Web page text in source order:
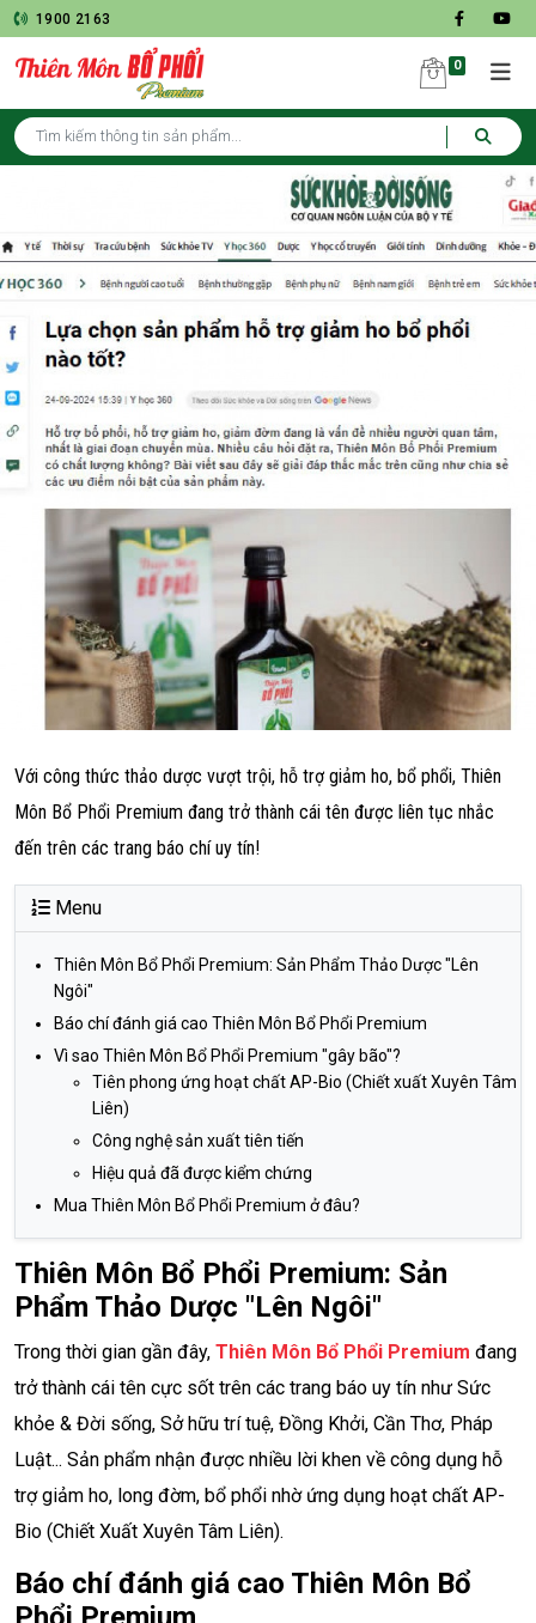
1900 2163
0
Với công thức thảo dược vượt trội, hỗ trợ giảm ho, bổ phổi, Thiên
Môn Bổ Phổi Premium đang trở thành cái tên được liên tục nhắc
đến trên các trang báo chí uy tín!
Menu
Thiên Môn Bổ Phổi Premium: Sản Phẩm Thảo Dược "Lên
Ngôi"
Báo chí đánh giá cao Thiên Môn Bổ Phổi Premium
Vì sao Thiên Môn Bổ Phổi Premium "gây bão"?
Tiên phong ứng hoạt chất AP-Bio (Chiết xuất Xuyên Tâm
Liên)
Công nghệ sản xuất tiên tiến
Hiệu quả đã được kiểm chứng
Mua Thiên Môn Bổ Phổi Premium ở đâu?
Thiên Môn Bổ Phổi Premium: Sản
Phẩm Thảo Dược "Lên Ngôi"
Trong thời gian gần đây, Thiên Môn Bổ Phổi Premium đang
trở thành cái tên cực sốt trên các trang báo uy tín như Sức
khỏe & Đời sống, Sở hữu trí tuệ, Đồng Khởi, Cần Thơ, Pháp
Luật... Sản phẩm nhận được nhiều lời khen về công dụng hỗ
trợ giảm ho, long đờm, bổ phổi nhờ ứng dụng hoạt chất AP-
Bio (Chiết Xuất Xuyên Tâm Liên).
Báo chí đánh giá cao Thiên Môn Bổ